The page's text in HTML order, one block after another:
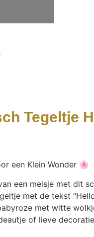
Tegeltje
een Klein Wonder 🌸
een meisje met dit
met de tekst
met witte
of lieve